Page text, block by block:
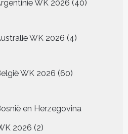
WK 2026 40
producten
WK 2026 4
producten
WK 2026 60
producten
en Herzegovina
2026 22